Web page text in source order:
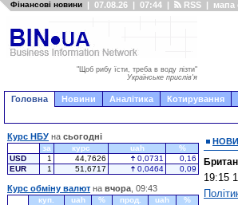
Фінансові новини | 07.08.26 | 07:44 | RSS | мапа
"Щоб рибу їсти, треба в воду лізти"
Українське прислів'я
Головна Новини Аналітика Котирування
19:15
Курс НБУ на сьогодні
за курс uah
%
USD
1 44,7626 0,0731
0,16
EUR
1 51,6717 0,0464 0,09
Курс обміну валют на вчора , 09:43
куп. uah % прод. uah
%